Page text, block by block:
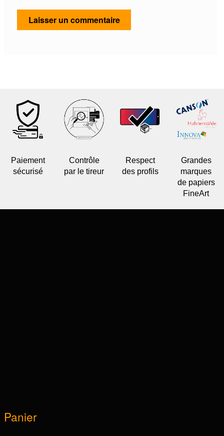
Paiement
sécurisé
Contrôle
par le tireur
Respect
des profils
Grandes
marques
de papiers
FineArt
Panier